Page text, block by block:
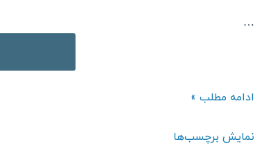
…
برگزاری
تافل
ادامه مطلب »
نمایش برچسب‌ها